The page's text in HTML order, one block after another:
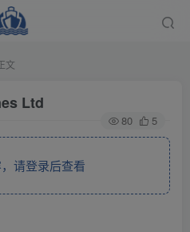
文
Ltd
80 5
请登录后查看